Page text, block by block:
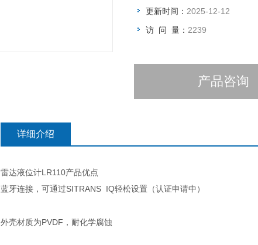
更新时间： 2025-12-12
访 问 量： 2239
产品咨询
详细介绍
雷达液位计LR110产品优点
蓝牙连接，可通过SITRANS IQ轻松设置 （认证申请中）
外壳材质为PVDF，耐化学腐蚀